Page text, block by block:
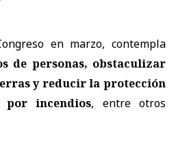
en marzo, contempla
de personas, obstaculizar
y reducir la protección
por incendios, entre otros